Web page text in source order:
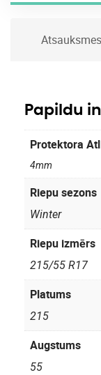
Papildu
Protektora
4mm
Riepu sezons
Winter
Riepu izmērs
215/55 R17
Platums
215
Augstums
55